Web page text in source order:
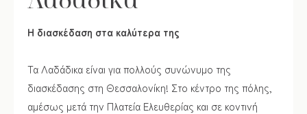
Η διασκέδαση στα καλύτερα της
Τα Λαδάδικα είναι για πολλούς συνώνυμο της
διασκέδασης στη Θεσσαλονίκη! Στο κέντρο της πόλης,
αμέσως μετά την Πλατεία Ελευθερίας και σε κοντινή